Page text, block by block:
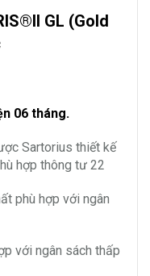
GL (Gold
06 tháng.
Sartorius thiết kế
hợp thông tư 22
phù hợp với ngân
với ngân sách thấp